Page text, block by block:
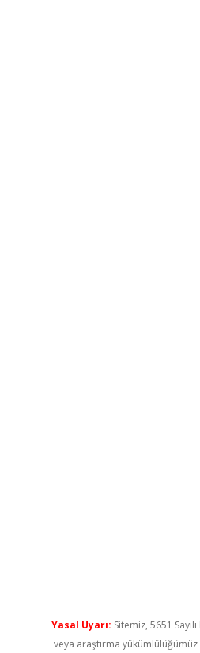
Yasal Uyarı: Sitemiz, 5651
veya araştırma